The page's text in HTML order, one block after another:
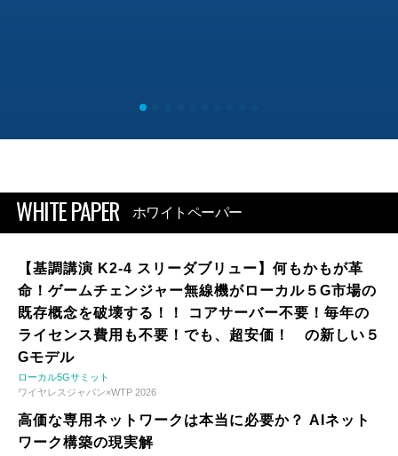
WHITE PAPER ホワイトペーパー
【基調講演 K2-4 スリーダブリュー】何もかもが革
命！ゲームチェンジャー無線機がローカル５G市場の
既存概念を破壊する！！ コアサーバー不要！毎年の
ライセンス費用も不要！でも、超安価！ の新しい５
Gモデル
ローカル5Gサミット
ワイヤレスジャパン×WTP 2026
高価な専用ネットワークは本当に必要か？ AIネット
ワーク構築の現実解